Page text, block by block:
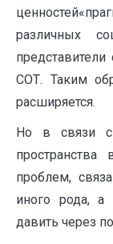
различных
СОТ. Таким
расширяется.
Но в связи с
проблем,
иного рода, а
давить через